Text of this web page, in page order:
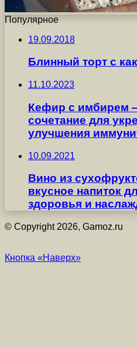
Популярное
19.09.2018
Блинный торт с
11.10.2023
Кефир с имбирем
сочетание для
улучшения
10.09.2021
Вино из
вкусное напиток
здоровья и
© Copyright 2026, Gamoz.ru
Кнопка «Наверх»